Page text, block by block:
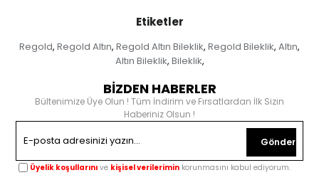
Etiketler
Regold, Regold Altın, Regold Altın Bileklik, Regold Bileklik, Altın,
Altın Bileklik, Bileklik,
BİZDEN HABERLER
Bültenimize Üye Olun ! Tüm İndirim ve Fırsatlardan İlk Sizin
Haberiniz Olsun !
Gönder
Üyelik koşullarını ve kişisel verilerimin korunmasını kabul ediyorum.